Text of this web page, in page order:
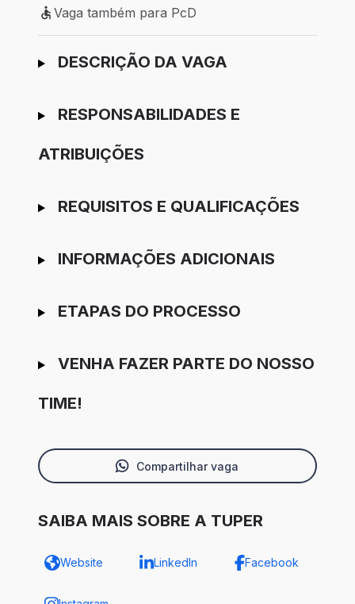
Vaga também para PcD
Vaga também para PcD
Ir para candidatura
DESCRIÇÃO DA VAGA
RESPONSABILIDADES E
ATRIBUIÇÕES
REQUISITOS E QUALIFICAÇÕES
INFORMAÇÕES ADICIONAIS
ETAPAS DO PROCESSO
VENHA FAZER PARTE DO NOSSO
TIME!
Compartilhar vaga
SAIBA MAIS SOBRE A TUPER
Website LinkedIn Facebook